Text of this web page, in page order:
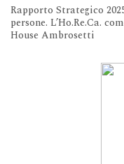
Rapporto Strategico
persone. L’Ho.Re.Ca.
House Ambrosetti